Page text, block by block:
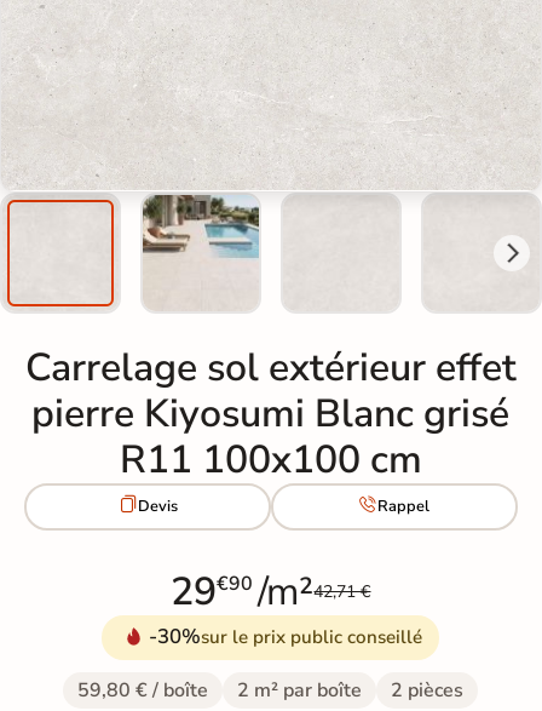
Carrelage sol extérieur effet
pierre Kiyosumi Blanc grisé
R11 100x100 cm
Devis Rappel
29€90 /m²42,71 €
-30%sur le prix public conseillé
59,80 € / boîte 2 m² par boîte 2 pièces